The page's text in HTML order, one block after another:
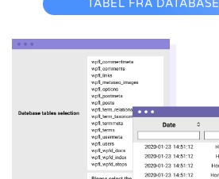
TABEL FRA